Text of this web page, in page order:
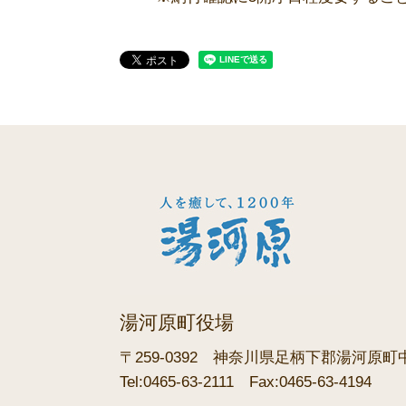
湯河原町役場
〒259-0392
神奈川県足柄下郡湯河原町
Tel:0465-63-2111
Fax:0465-63-4194